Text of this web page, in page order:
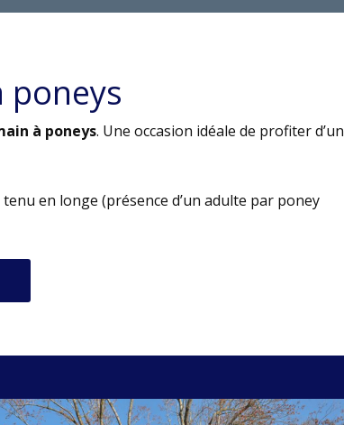
poneys
à poneys. Une occasion idéale de profiter d’un
en longe (présence d’un adulte par poney